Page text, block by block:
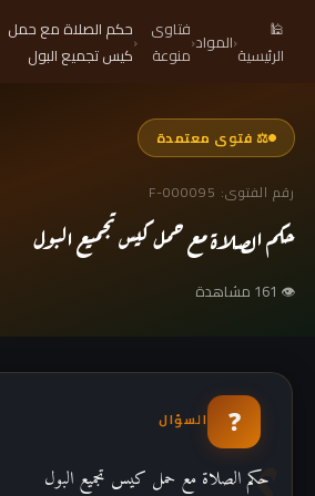
🕌
الرئيسية‹المواد‹فتاوى
منوعة ‹حكم الصلاة مع حمل
كيس تجميع البول
⚖ فتوى معتمدة
رقم الفتوى: F-000095
حكم الصلاة مع حمل كيس تجميع البول
👁 161 مشاهدة
❓ السؤال
حكم الصلاة مع حمل كيس تجميع البول